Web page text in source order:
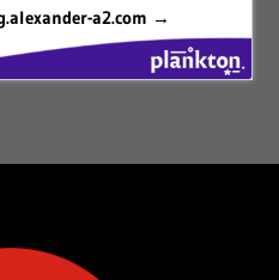
a2.com →